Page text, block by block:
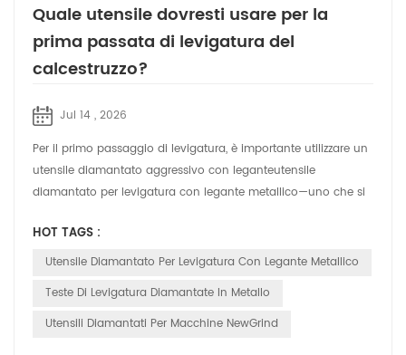
Quale utensile dovresti usare per la
prima passata di levigatura del
calcestruzzo?
Jul 14 , 2026
Per il primo passaggio di levigatura, è importante utilizzare un
utensile diamantato aggressivo con leganteutensile
diamantato per levigatura con legante metallico—uno che si
HOT TAGS :
Utensile Diamantato Per Levigatura Con Legante Metallico
Teste Di Levigatura Diamantate In Metallo
Utensili Diamantati Per Macchine NewGrind